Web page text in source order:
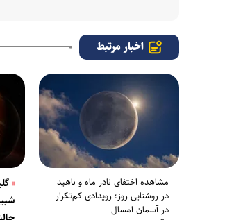
اخبار مرتبط
مشاهده اختفای نادر ماه و ناهید
در روشنایی روز؛ رویدادی کم‌تکرار
در آسمان امسال